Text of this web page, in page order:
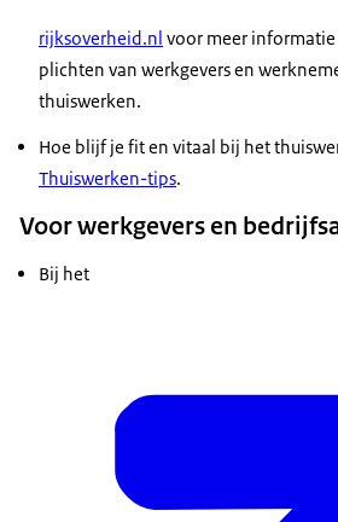
rijksoverheid.nl voor meer
plichten van werkgevers en
thuiswerken.
Hoe blijf je fit en vitaal bij het
Thuiswerken-tips.
Voor werkgevers en
Bij het